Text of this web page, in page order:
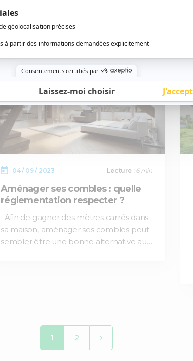
04 / 09 / 2023 Lecture : 6 min
Aménager ses combles : quelle
réglementation respecter ?
Afin de gagner des mètres carrés dans
sa maison, aménager ses combles peut
sembler être une bonne alternative au…
1 2